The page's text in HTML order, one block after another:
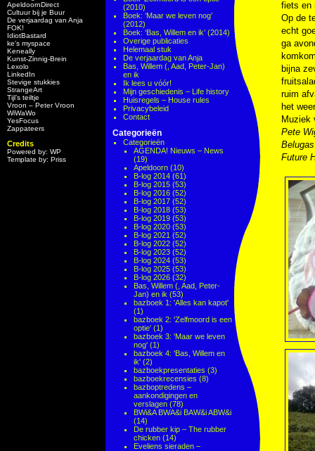
ApeldoornDirect
Cultuur bij je Buur
De verjaardag van Anja
FOK!
IdiotBastard
ke's myspace
Keneally
Kunst-Zinnig-Brein
Lexolo
LinkedIn
Stevige stukkies
StrangeArt
Tijl’s teiltje
Vroon – Peter Vroon
WiWaWo
YesFocus
Zappateers
Credits
Powered by: WP
Template by: Priss
(2010)
Boek: ‘Maar we leven nog’
(2012)
Boek: ‘Bas, Willem en ik’ (2014)
Overige publicaties
Helemaal stuk
De verjaardag van Anja
Bas, Willem (, Aad, Peter-Jan)
en ik
Ik lees u vóór!
Mijn geschiedenis – Life history
Huisregels – House rules
Privacybeleid
Contact
Categorieën
Categorieën
AGENDA! Nieuws – News
(19)
Apeldoorn (10)
B-log 2014 (61)
B-log 2015 (53)
B-log 2016 (52)
B-log 2017 (52)
B-log 2018 (53)
B-log 2019 (53)
B-log 2020 (53)
B-log 2021 (52)
B-log 2022 (52)
B-log 2023 (52)
B-log 2024 (53)
B-log 2025 (53)
B-log 2026 (32)
Bas, Willem (, Aad, Peter-
Jan) en ik (53)
bazboek 1: 'Alles kan kapot'
(1)
bazboek 2: 'Zelfmoord is een
optie' (1)
bazboek 3: 'Maar we leven
nog' (1)
bazboek 4: 'Bas, Willem en
ik' (2)
bazboekpresentaties (3)
bazboekrecensies (8)
bazboptredens –
aankondigingen en
verslagen (78)
BWi&A BWA&i BAW&i ABW&i
(14)
De rubber kip – The rubber
chicken (14)
Eveliens sieraden –
fiets en
Op de
echt
ga
bijna
ruim
het
Muziek
Pete
Future